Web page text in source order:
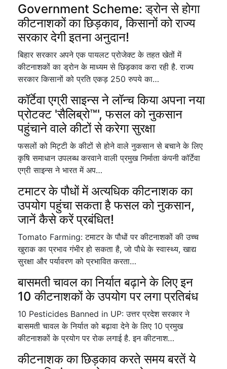
Government Scheme: ड्रोन से होगा
कीटनाशकों का छिड़काव, किसानों को राज्य
सरकार देगी इतना अनुदान!
बिहार सरकार अपने एक पायलट प्रोजेक्ट के तहत खेतों में
कीटनाशकों का ड्रोन के माध्यम से छिड़काव करा रही है. राज्य
सरकार किसानों को प्रति एकड़ 250 रुपये का…
कॉर्टेवा एग्री साइन्स ने लॉन्च किया अपना नया
प्रोटक्ट 'सैलिब्रो™', फसल को नुकसान
पहुंचाने वाले कीटों से करेगा सुरक्षा
फसलों को मिट्टी के कीटों से होने वाले नुकसान से बचाने के लिए
कृषि समाधान उपलब्ध करवाने वाली प्रमुख निर्माता कंपनी कॉर्टेवा
एग्री साइन्स ने भारत में अप…
टमाटर के पौधों में अत्यधिक कीटनाशक का
उपयोग पहुंचा सकता है फसल को नुकसान,
जानें कैसे करें प्रबंधित!
Tomato Farming: टमाटर के पौधों पर कीटनाशकों की उच्च
खुराक का प्रभाव गंभीर हो सकता है, जो पौधे के स्वास्थ्य, खाद्य
सुरक्षा और पर्यावरण को प्रभावित करता…
बासमती चावल का निर्यात बढ़ाने के लिए इन
10 कीटनाशकों के उपयोग पर लगा प्रतिबंध
10 Pesticides Banned in UP: उत्तर प्रदेश सरकार ने
बासमती चावल के निर्यात को बढ़ावा देने के लिए 10 प्रमुख
कीटनाशकों के प्रयोग पर रोक लगाई है. इन कीटनाश…
कीटनाशक का छिड़काव करते समय बरतें ये